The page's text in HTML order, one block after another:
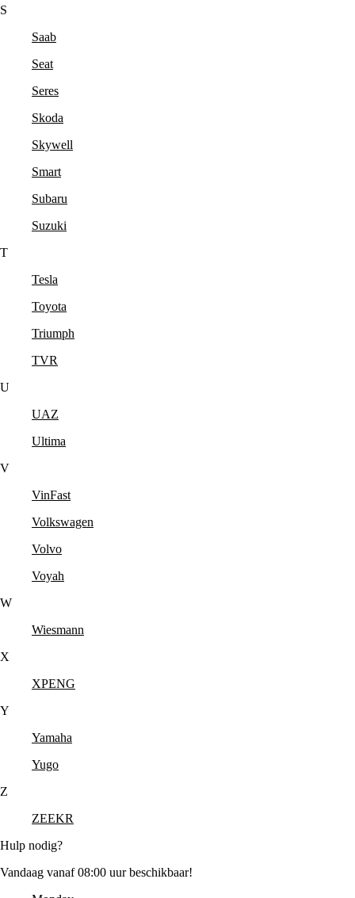
S
Saab
Seat
Seres
Skoda
Skywell
Smart
Subaru
Suzuki
T
Tesla
Toyota
Triumph
TVR
U
UAZ
Ultima
V
VinFast
Volkswagen
Volvo
Voyah
W
Wiesmann
X
XPENG
Y
Yamaha
Yugo
Z
ZEEKR
Hulp nodig?
Vandaag vanaf 08:00 uur beschikbaar!